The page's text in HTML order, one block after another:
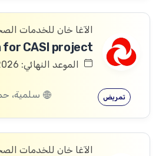
الآغا خان للخدمات
الموعد النهائي: 16/08/2026
تمريض سلمية،
الآغا خان للخدمات